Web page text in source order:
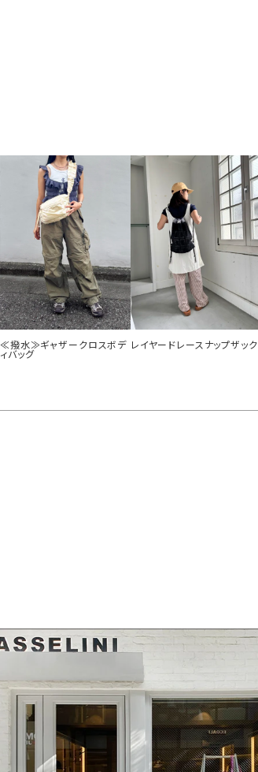
≪撥水≫ギャザークロスボデ
ィバッグ
レイヤードレースナップザック